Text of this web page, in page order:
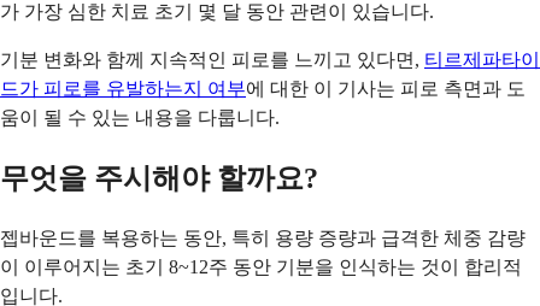
가 가장 심한 치료 초기 몇 달 동안 관련이 있습니다.
기분 변화와 함께 지속적인 피로를 느끼고 있다면, 티르제파타이
드가 피로를 유발하는지 여부에 대한 이 기사는 피로 측면과 도
움이 될 수 있는 내용을 다룹니다.
무엇을 주시해야 할까요?
젭바운드를 복용하는 동안, 특히 용량 증량과 급격한 체중 감량
이 이루어지는 초기 8~12주 동안 기분을 인식하는 것이 합리적
입니다.